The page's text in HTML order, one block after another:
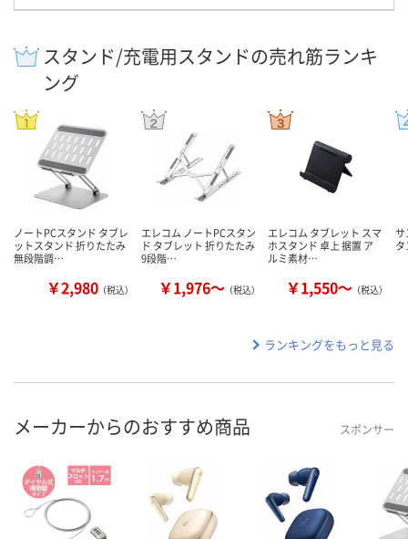
スタンド/充電用スタンドの売れ筋ランキ
ング
ノートPCスタンド タブレ
ットスタンド 折りたたみ
無段階調…
￥2,980 （税込）
エレコム ノートPCスタン
ド タブレット 折りたたみ
9段階…
￥1,976～ （税込）
エレコム タブレット スマ
ホスタンド 卓上 据置 ア
ルミ素材…
￥1,550～ （税込）
ランキングをもっと見る
メーカーからのおすすめ商品 スポンサー